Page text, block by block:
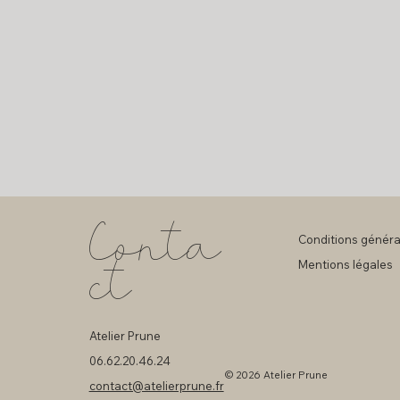
Conta
ct
Atelier Prune
06.62.20.46.24
contact@atelierprune.fr
Conditions
Mentions légales
© 2026 Atelier Prune